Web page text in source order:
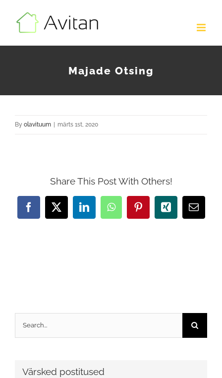
Majade Otsing
By olavituum märts 1st, 2020
Share This Post With Others!
Facebook
X LinkedInWhatsAppPinterestXing Email
for:
Värsked postitused